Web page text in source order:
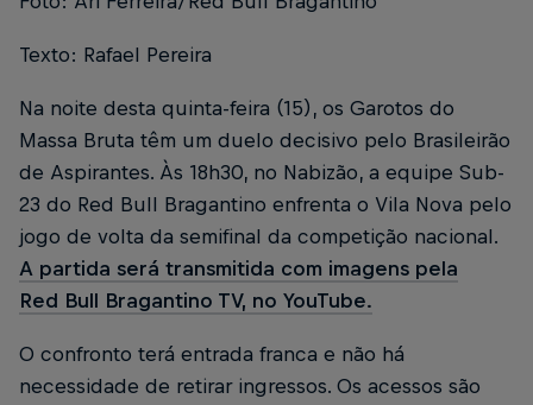
Texto: Rafael Pereira
Na noite desta quinta-feira (15), os Garotos do
Massa Bruta têm um duelo decisivo pelo Brasileirão
de Aspirantes. Às 18h30, no Nabizão, a equipe Sub-
23 do Red Bull Bragantino enfrenta o Vila Nova pelo
jogo de volta da semifinal da competição nacional.
A partida será transmitida com imagens pela
Red Bull Bragantino TV, no YouTube.
O confronto terá entrada franca e não há
necessidade de retirar ingressos. Os acessos são